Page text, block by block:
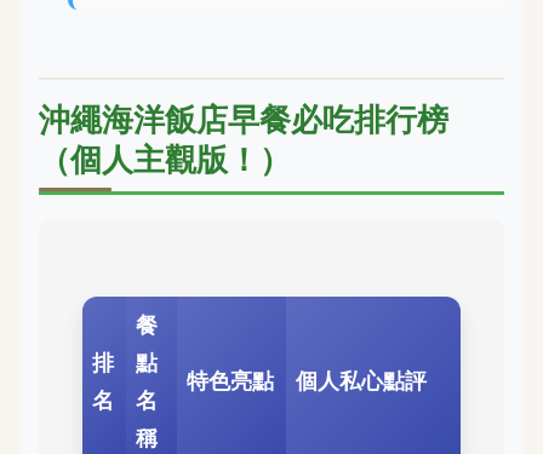
沖繩海洋飯店早餐必吃排行榜
（個人主觀版！）
排
名
餐
點
名
稱
特色亮點 個人私心點評